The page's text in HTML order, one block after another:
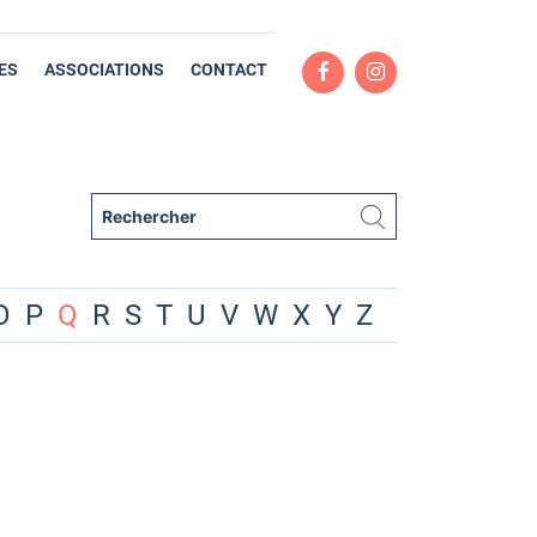
ASSOCIATIONS CONTACT
P Q R S T U V W X Y Z